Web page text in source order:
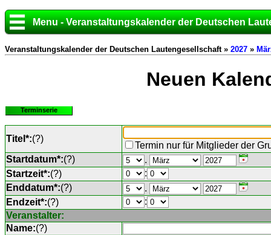
Menu - Veranstaltungskalender der Deutschen
Veranstaltungskalender der Deutschen Lautengesellschaft » 2027 »
Neuen
Terminserie
Titel*:(?)
Termin nur für Mitglieder der
Startdatum*:(?)
.
Startzeit*:(?)
:
Enddatum*:(?)
.
Endzeit*:(?)
:
Veranstalter:
Name:(?)